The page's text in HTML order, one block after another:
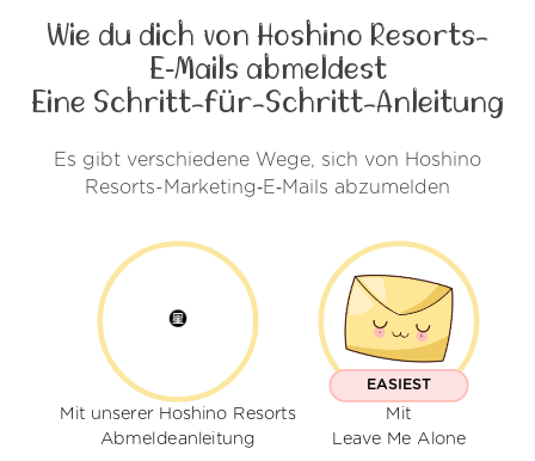
Wie du dich von Hoshino Resorts-
E‑Mails abmeldest
Eine Schritt-für-Schritt-Anleitung
Es gibt verschiedene Wege, sich von Hoshino
Resorts-Marketing‑E‑Mails abzumelden
Mit unserer Hoshino Resorts
Abmeldeanleitung
EASIEST
Mit
Leave Me Alone